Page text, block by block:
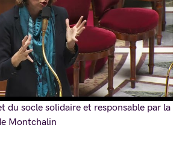
du socle solidaire et responsable par la
Montchalin